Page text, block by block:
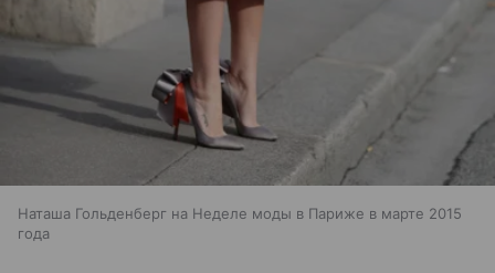
Наташа Гольденберг на Неделе моды в Париже в марте 2015
года